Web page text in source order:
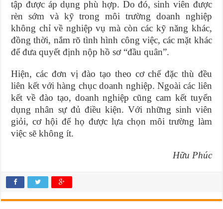
tập được áp dụng phù hợp. Do đó, sinh viên được
rèn sớm và kỹ trong môi trường doanh nghiệp
không chỉ về nghiệp vụ mà còn các kỹ năng khác,
đồng thời, nắm rõ tình hình công việc, các mặt khác
để đưa quyết định nộp hồ sơ “đầu quân”.
Hiện, các đơn vị đào tạo theo cơ chế đặc thù đều
liên kết với hàng chục doanh nghiệp. Ngoài các liên
kết về đào tạo, doanh nghiệp cũng cam kết tuyển
dụng nhân sự đủ điều kiện. Với những sinh viên
giỏi, cơ hội để họ được lựa chọn môi trường làm
việc sẽ không ít.
Hữu Phúc